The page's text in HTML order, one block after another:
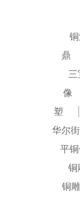
鼎
三
像
塑
华尔
平
铜
铜